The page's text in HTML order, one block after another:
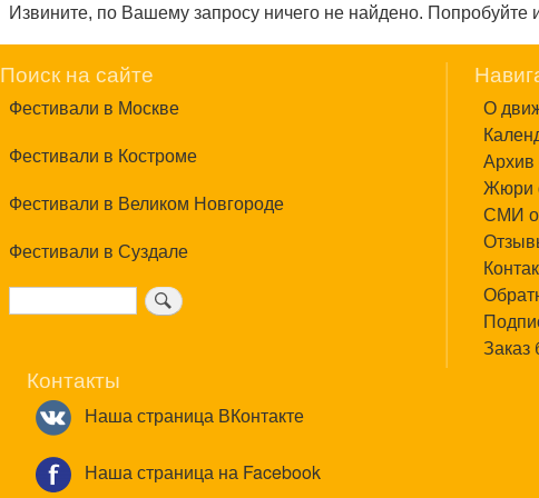
Извините, по Вашему запросу ничего не найдено. Попробуйте
Поиск на сайте
Фестивали в Москве
Фестивали в Костроме
Фестивали в Великом Новгороде
Фестивали в Суздале
О
Жюри
СМИ о
Заказ
Контакты
Наша страница ВКонтакте
Наша страница на Facebook